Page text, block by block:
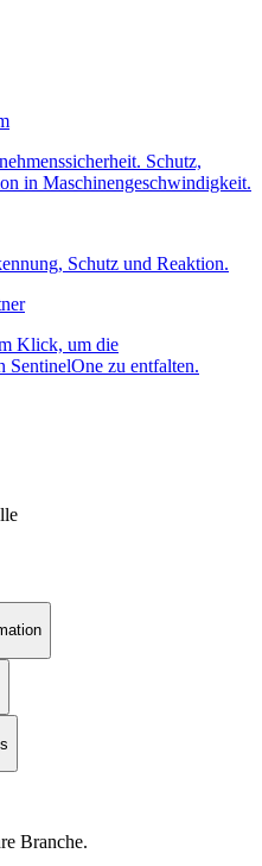
Schutz,
in Maschinen­geschwindigkeit.
Schutz und Reaktion.
Klick, um die
SentinelOne zu entfalten.
Branche.